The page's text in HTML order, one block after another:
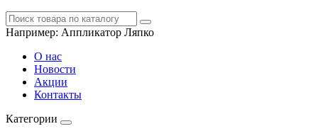
Например: Аппликатор Ляпко
О нас
Новости
Акции
Контакты
Категории